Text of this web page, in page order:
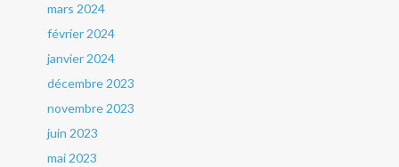
mars 2024
février 2024
janvier 2024
décembre 2023
novembre 2023
juin 2023
mai 2023